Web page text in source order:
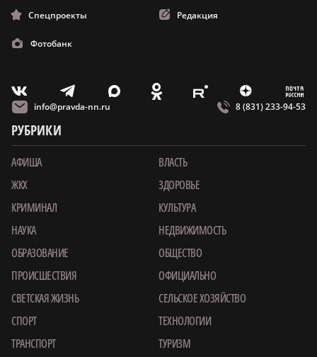
Спецпроекты Редакция
Фотобанк
V T X O E Z m
info@pravda-nn.ru 8 (831) 233-94-53
РУБРИКИ
АФИША
ВЛАСТЬ
ЖКХ
ЗДОРОВЬЕ
КРИМИНАЛ
КУЛЬТУРА
НАУКА
НЕДВИЖИМОСТЬ
ОБРАЗОВАНИЕ
ОБЩЕСТВО
ПРОИСШЕСТВИЯ
ОФИЦИАЛЬНО
СВЕТСКАЯ ЖИЗНЬ
СЕЛЬСКОЕ ХОЗЯЙСТВО
СПОРТ
ТЕХНОЛОГИИ
ТРАНСПОРТ
ТУРИЗМ